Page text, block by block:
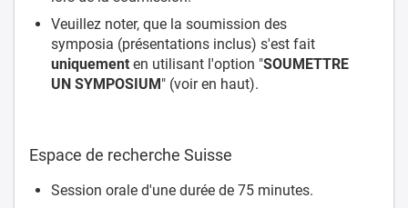
Veuillez noter, que la soumission des
symposia (présentations inclus) s'est fait
uniquement en utilisant l'option "SOUMETTRE
UN SYMPOSIUM" (voir en haut).
Espace de recherche Suisse
Session orale d'une durée de 75 minutes.